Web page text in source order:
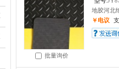
批量询价
地胶河北
￥电议